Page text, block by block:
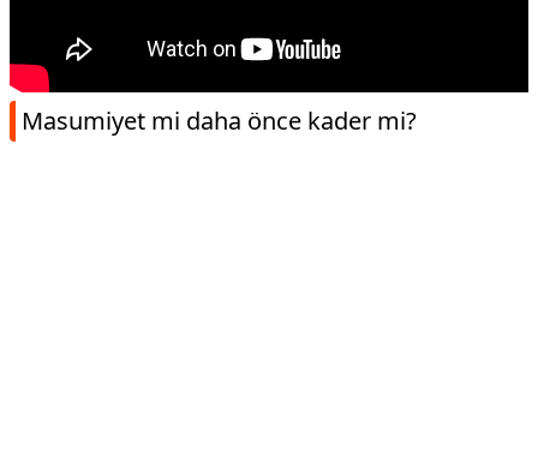
Masumiyet mi daha önce kader mi?